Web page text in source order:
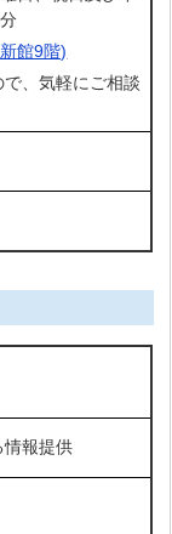
館9階)
、気軽にご相談
情報提供